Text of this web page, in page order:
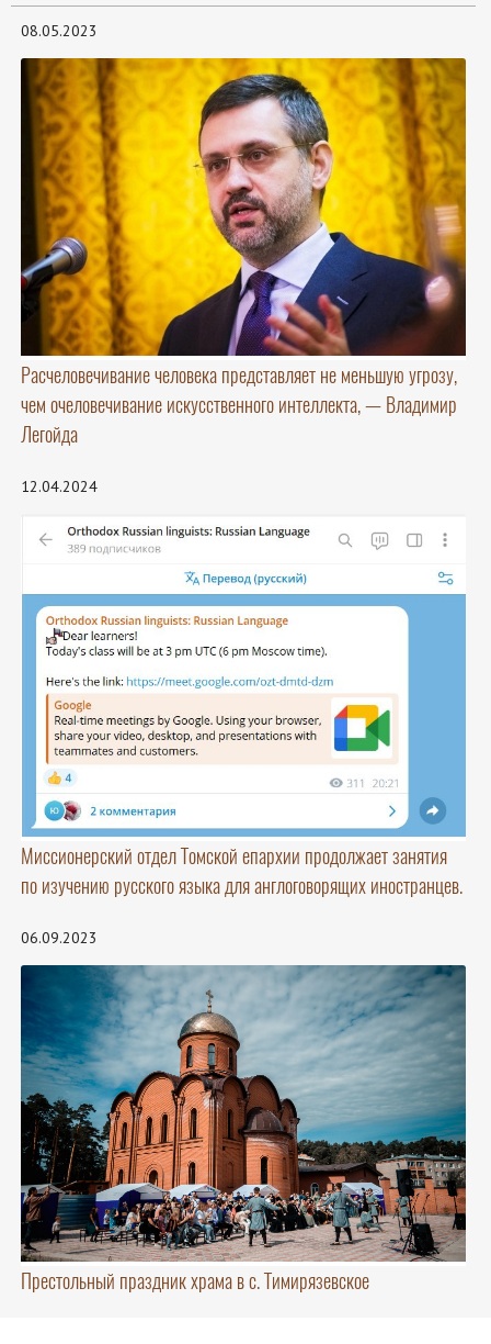
08.05.2023
Расчеловечивание человека представляет не меньшую угрозу,
чем очеловечивание искусственного интеллекта, — Владимир
Легойда
12.04.2024
Миссионерский отдел Томской епархии продолжает занятия
по изучению русского языка для англоговорящих иностранцев.
06.09.2023
Престольный праздник храма в с. Тимирязевское